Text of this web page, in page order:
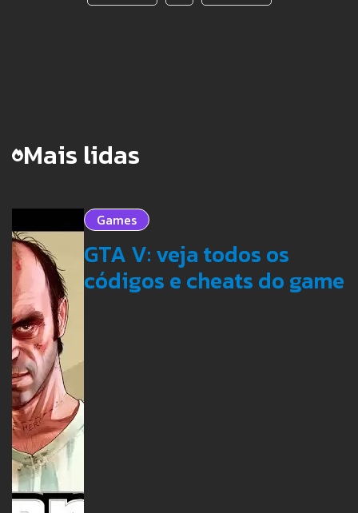
Mais lidas
Games
GTA V: veja todos os
códigos e cheats do game